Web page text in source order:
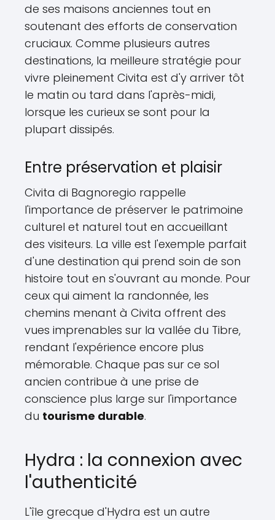
de ses maisons anciennes tout en
soutenant des efforts de conservation
cruciaux. Comme plusieurs autres
destinations, la meilleure stratégie pour
vivre pleinement Civita est d'y arriver tôt
le matin ou tard dans l'après-midi,
lorsque les curieux se sont pour la
plupart dissipés.
Entre préservation et plaisir
Civita di Bagnoregio rappelle
l'importance de préserver le patrimoine
culturel et naturel tout en accueillant
des visiteurs. La ville est l'exemple parfait
d'une destination qui prend soin de son
histoire tout en s'ouvrant au monde. Pour
ceux qui aiment la randonnée, les
chemins menant à Civita offrent des
vues imprenables sur la vallée du Tibre,
rendant l'expérience encore plus
mémorable. Chaque pas sur ce sol
ancien contribue à une prise de
conscience plus large sur l'importance
du tourisme durable.
Hydra : la connexion avec
l'authenticité
L'île grecque d'Hydra est un autre